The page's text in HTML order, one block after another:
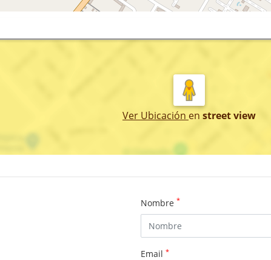
Ver Ubicación en street view
Nombre *
Email *